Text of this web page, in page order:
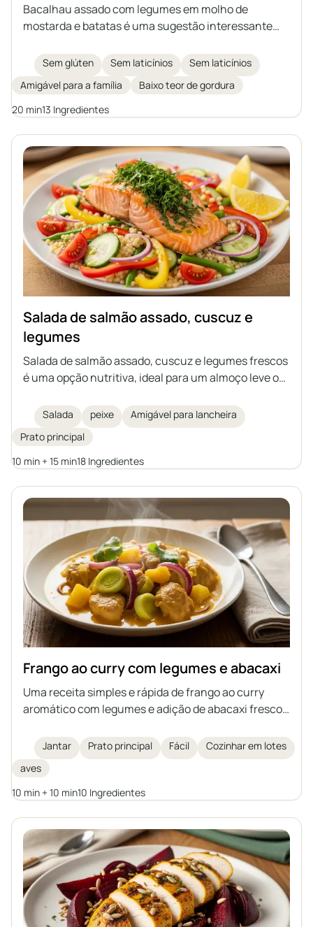
Bacalhau assado com legumes em molho de
mostarda e batatas é uma sugestão interessante
como protagonista. O bacalhau suculento é assado
com legumes refogados em um aromático molho de
mostarda, servido com batatas assadas. Uma opção
ideal para quem se preocupa com uma alimentação
Sem glúten Sem laticínios
Sem laticínios
Amigável para a família
Baixo teor de gordura
20 min13 Ingredientes
Salada de salmão assado, cuscuz e
legumes
Salada de salmão assado, cuscuz e legumes frescos
é uma opção nutritiva, ideal para um almoço leve ou
suculento com uma marinada aromática, legumes e
um molho de limão com azeite cria um prato cheio
de sabor e valor nutricional.
Salada peixe
Amigável para lancheira
Prato principal
10 min + 15 min18 Ingredientes
Frango ao curry com legumes e abacaxi
Uma receita simples e rápida de frango ao curry
aromático com legumes e adição de abacaxi fresco,
aproveitar sobras de frango do caldo.
Jantar Prato principal Fácil
Cozinhar em lotes
aves
10 min + 10 min10 Ingredientes